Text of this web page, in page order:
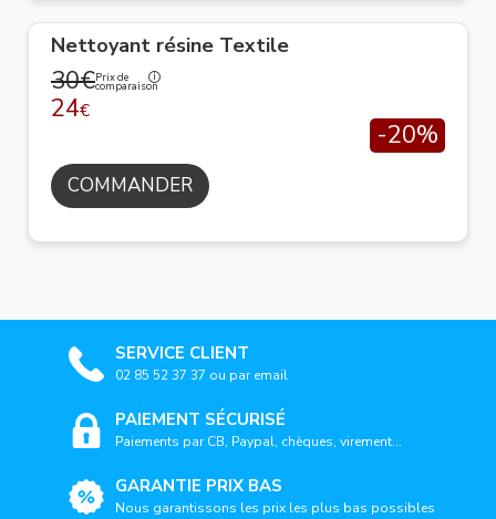
Nettoyant résine Textile
30€Prix de
comparaison
24€
-20%
COMMANDER
SERVICE CLIENT
02 85 52 37 37 ou par email
PAIEMENT SÉCURISÉ
Paiements par CB, Paypal, chèques, virement...
GARANTIE PRIX BAS
Nous garantissons les prix les plus bas possibles